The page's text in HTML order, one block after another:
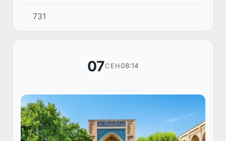
ветра до 17-22 м/с. Температура воздуха
будет в пределах 32-37°С.
731
07СЕН08:14